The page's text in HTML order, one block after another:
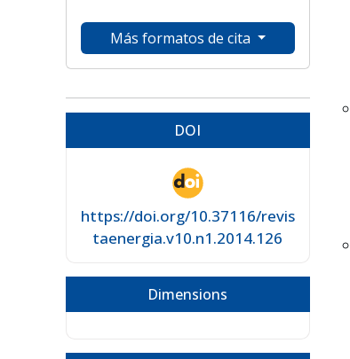
Más formatos de cita
DOI
https://doi.org/10.37116/revis
taenergia.v10.n1.2014.126
Dimensions